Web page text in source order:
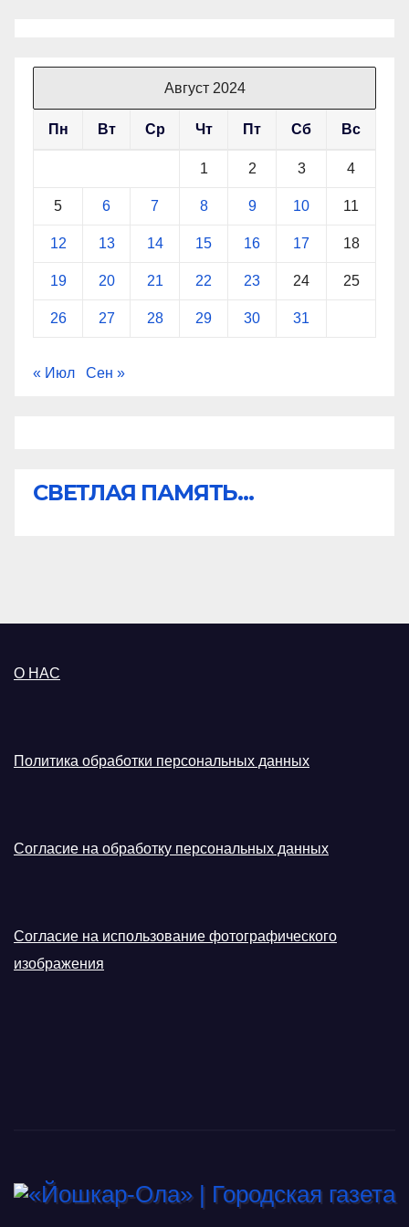
Август 2024
Пн Вт Ср Чт Пт Сб Вс
1 2 3 4
5 6 7 8 9 10 11
12 13 14 15 16 17 18
19 20 21 22 23 24 25
26 27 28 29 30 31
« Июл Сен »
СВЕТЛАЯ ПАМЯТЬ...
О НАС
Политика обработки персональных данных
Согласие на обработку персональных данных
Согласие на использование фотографического
изображения